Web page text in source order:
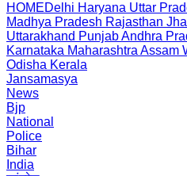
HOMEDelhi Haryana Uttar
Madhya Pradesh Rajasthan
Uttarakhand PunjabAndhra
Karnataka Maharashtra Assam
Odisha Kerala
Jansamasya
News
Bjp
National
Police
Bihar
India